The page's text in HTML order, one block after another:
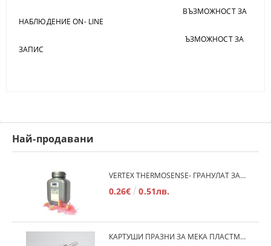
ВЪЗМОЖНОСТ ЗА
НАБЛЮДЕНИЕ ON- LINE
ЪЗМОЖНОСТ ЗА
ЗАПИС
Най-продавани
VERTEX THERMOSENSE- ГРАНУЛАТ ЗА МЕКИ ПРОТЕЗИ
0.26€ 0.51лв.
КАРТУШИ ПРАЗНИ ЗА МЕКА ПЛАСТМАСА